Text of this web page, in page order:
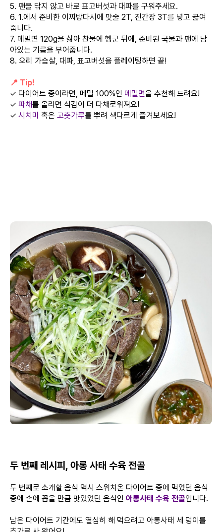
5. 팬을 닦지 않고 바로 표고버섯과 대파를 구워주세요.
6. 1.에서 준비한 이찌방다시에 맛술 2T, 진간장 3T를 넣고 끓여
줍니다.
7. 메밀면 120g을 삶아 찬물에 헹군 뒤에, 준비된 국물과 팬에 남
아있는 기름을 부어줍니다.
8. 오리 가슴살, 대파, 표고버섯을 플레이팅하면 끝!
📍 Tip!
✓ 다이어트 중이라면, 메밀 100%인 메밀면을 추천해 드려요!
✓ 파채를 올리면 식감이 더 다채로워져요!
✓ 시치미 혹은 고춧가루를 뿌려 색다르게 즐겨보세요!
두 번째 레시피, 아롱 사태 수육 전골
두 번째로 소개할 음식 역시 스위치온 다이어트 중에 먹었던 음식
중에 손에 꼽을 만큼 맛있었던 음식인 아롱사태 수육 전골입니다.
남은 다이어트 기간에도 열심히 해 먹으려고 아롱사태 세 덩이를